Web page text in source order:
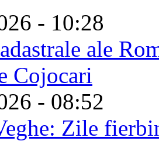
- 10:28
ale
Cojocari
- 08:52
Zile